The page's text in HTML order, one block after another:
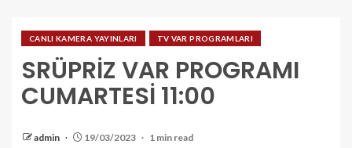
CANLI KAMERA YAYINLARI TV VAR PROGRAMLARI
SRÜPRİZ VAR PROGRAMI
CUMARTESİ 11:00
admin 19/03/2023 1 min read